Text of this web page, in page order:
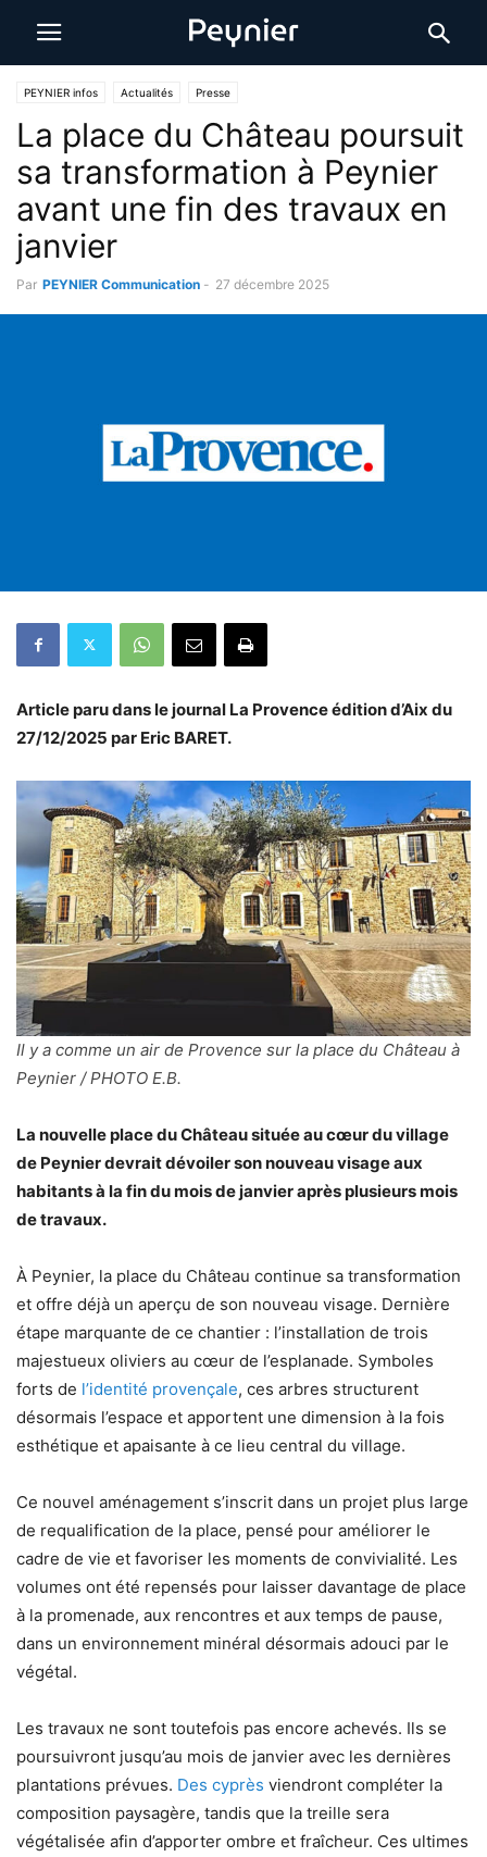
PEYNIER infos Actualités Presse
La place du Château poursuit
sa transformation à Peynier
avant une fin des travaux en
janvier
Par PEYNIER Communication - 27 décembre 2025
Article paru dans le journal La Provence édition d’Aix du
27/12/2025 par Eric BARET.
Il y a comme un air de Provence sur la place du Château à
Peynier / PHOTO E.B.
La nouvelle place du Château située au cœur du village
de Peynier devrait dévoiler son nouveau visage aux
habitants à la fin du mois de janvier après plusieurs mois
de travaux.
À Peynier, la place du Château continue sa transformation
et offre déjà un aperçu de son nouveau visage. Dernière
étape marquante de ce chantier : l’installation de trois
majestueux oliviers au cœur de l’esplanade. Symboles
forts de l’identité provençale, ces arbres structurent
désormais l’espace et apportent une dimension à la fois
esthétique et apaisante à ce lieu central du village.
Ce nouvel aménagement s’inscrit dans un projet plus large
de requalification de la place, pensé pour améliorer le
cadre de vie et favoriser les moments de convivialité. Les
volumes ont été repensés pour laisser davantage de place
à la promenade, aux rencontres et aux temps de pause,
dans un environnement minéral désormais adouci par le
végétal.
Les travaux ne sont toutefois pas encore achevés. Ils se
poursuivront jusqu’au mois de janvier avec les dernières
plantations prévues. Des cyprès viendront compléter la
composition paysagère, tandis que la treille sera
végétalisée afin d’apporter ombre et fraîcheur. Ces ultimes